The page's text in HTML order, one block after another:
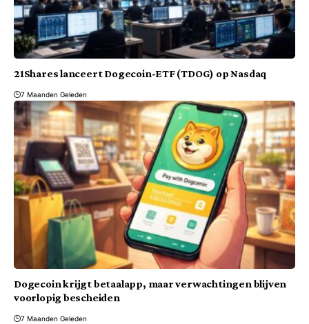
21Shares lanceert Dogecoin-ETF (TDOG) op Nasdaq
7 Maanden Geleden
Dogecoin krijgt betaalapp, maar verwachtingen blijven
voorlopig bescheiden
7 Maanden Geleden